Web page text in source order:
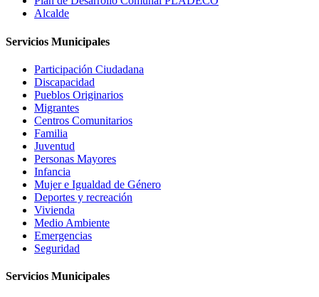
Alcalde
Servicios Municipales
Participación Ciudadana
Discapacidad
Pueblos Originarios
Migrantes
Centros Comunitarios
Familia
Juventud
Personas Mayores
Infancia
Mujer e Igualdad de Género
Deportes y recreación
Vivienda
Medio Ambiente
Emergencias
Seguridad
Servicios Municipales